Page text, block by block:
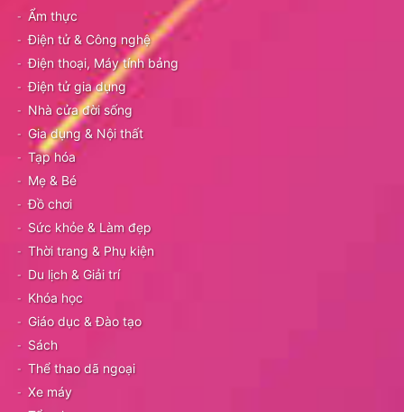
Ẩm thực
Điện tử & Công nghệ
Điện thoại, Máy tính bảng
Điện tử gia dụng
Nhà cửa đời sống
Gia dụng & Nội thất
Tạp hóa
Mẹ & Bé
Đồ chơi
Sức khỏe & Làm đẹp
Thời trang & Phụ kiện
Du lịch & Giải trí
Khóa học
Giáo dục & Đào tạo
Sách
Thể thao dã ngoại
Xe máy